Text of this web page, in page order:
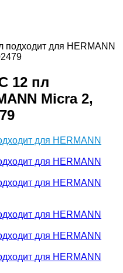
для HERMANN
12 пл
Micra 2,